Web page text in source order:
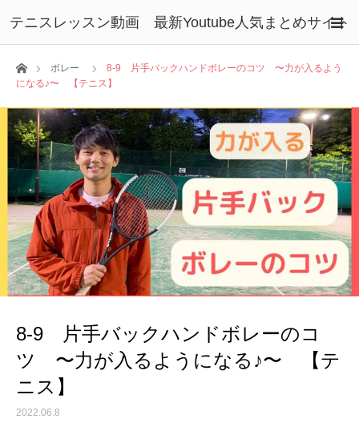
テニスレッスン動画 最新Youtube人気まとめサイト
ホームボレー
8-9 片手バックハンドボレーのコツ 〜力が入るよう
になる♪〜 【テニス】
8-9 片手バックハンドボレーのコ
ツ 〜力が入るようになる♪〜 【テ
ニス】
2022.06.8